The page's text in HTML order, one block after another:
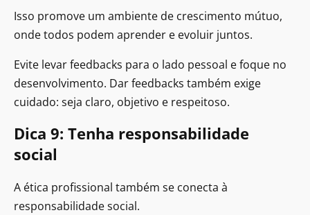
Isso promove um ambiente de crescimento mútuo,
onde todos podem aprender e evoluir juntos.
Evite levar feedbacks para o lado pessoal e foque no
desenvolvimento. Dar feedbacks também exige
cuidado: seja claro, objetivo e respeitoso.
Dica 9: Tenha responsabilidade
social
A ética profissional também se conecta à
responsabilidade social.